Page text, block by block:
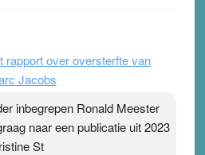
rapport over oversterfte van
Jacobs
inbegrepen Ronald Meester
naar een publicatie uit 2023
St